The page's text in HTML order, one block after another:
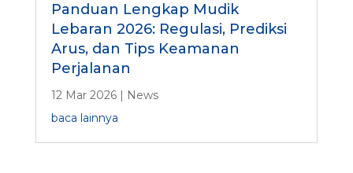
Panduan Lengkap Mudik
Lebaran 2026: Regulasi, Prediksi
Arus, dan Tips Keamanan
Perjalanan
12 Mar 2026| News
baca lainnya